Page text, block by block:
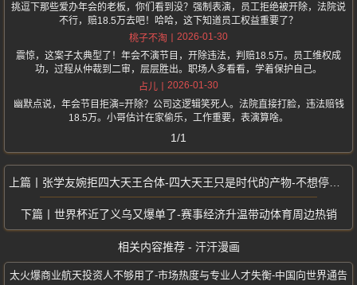
挑逗下那些爱办年会的老板，你们看到没？强制表演，员工拒绝被开除，法院说
不行，赔18.5万去吧！哈哈，这下知道员工权益重要了？
桃子不淘
2026-01-30
震惊，这案子太典型了！年会不演节目，开除违法，判赔18.5万。员工维权成
功，过程从仲裁到二审，层层胜出。职场人多看看，学着保护自己。
占儿
2026-01-30
幽默点说，年会节目拒演=开除？公司这逻辑笑死人。法院直接打脸，违法赔钱
18.5万。小哥估计在家偷乐，工作重要，表演算啥。
1/1
张学友婉拒四大天王合体-四大天王只是时代的产物-不想停留在过去
世界杯近了义乌又爆单了-赛事经济升温带动体育周边热销
相关内容推荐 - 汗汗漫画
太火爆商业航天投资人不够用了-市场热度与专业人才失衡-中国向世界通告